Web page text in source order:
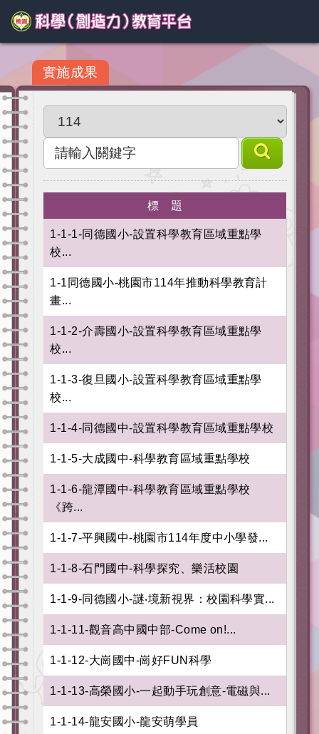
實施成果
標 題
1-1-1-同德國小-設置科學教育區域重點學
校...
1-1同德國小-桃園市114年推動科學教育計
畫...
1-1-2-介壽國小-設置科學教育區域重點學
校...
1-1-3-復旦國小-設置科學教育區域重點學
校...
1-1-4-同德國中-設置科學教育區域重點學校
1-1-5-大成國中-科學教育區域重點學校
1-1-6-龍潭國中-科學教育區域重點學校
《跨...
1-1-7-平興國中-桃園市114年度中小學發...
1-1-8-石門國中-科學探究、樂活校園
1-1-9-同德國小-謎‧境新視界：校園科學實...
1-1-11-觀音高中國中部-Come on!...
1-1-12-大崗國中-崗好FUN科學
1-1-13-高榮國小-一起動手玩創意-電磁與...
1-1-14-龍安國小-龍安萌學員